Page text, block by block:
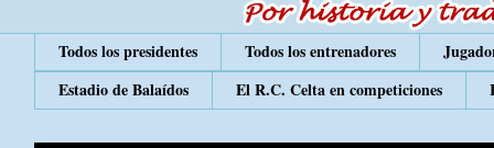
Todos los presidentes Todos los entrenadores
Estadio de Balaídos
El R.C. Celta en competiciones